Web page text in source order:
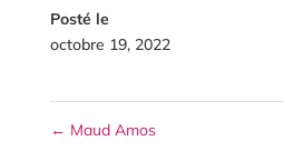
Posté le
octobre 19, 2022
← Maud Amos